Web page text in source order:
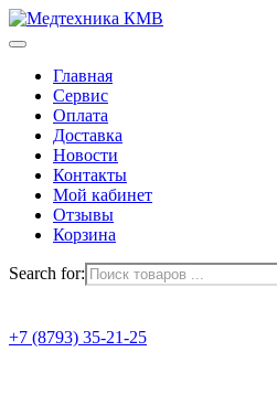
Главная
Сервис
Оплата
Доставка
Новости
Контакты
Мой кабинет
Отзывы
Корзина
Search for:
+7 (8793) 35-21-25